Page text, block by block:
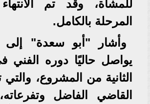
للمشاة، وقد تم
المرحلة بالكامل.
وأشار "أبو سعدة" إلى
يواصل حاليًا دوره الفني
الثانية من المشروع،
القاضي الفاضل